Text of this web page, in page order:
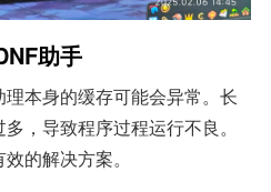
助手
本身的缓存可能会异常。长
，导致程序过程运行不良。
的解决方案。